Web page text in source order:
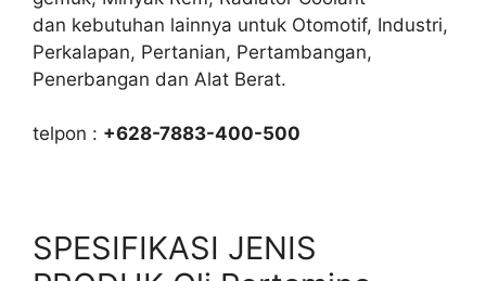
dan kebutuhan lainnya untuk Otomotif, Industri,
Perkalapan, Pertanian, Pertambangan,
Penerbangan dan Alat Berat.
telpon : +628-7883-400-500
SPESIFIKASI JENIS